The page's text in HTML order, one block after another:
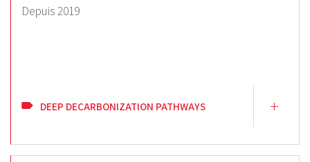
Depuis2019
DEEP DECARBONIZATION PATHWAYS